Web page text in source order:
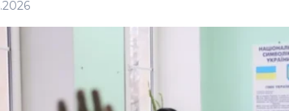
НОВИНИ